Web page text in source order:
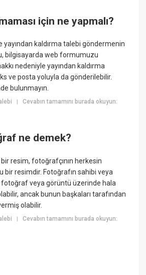
için ne yapmalı?
yayından kaldırma talebi göndermenin
bilgisayarda web formumuzu
nedeniyle yayından kaldırma
ve posta yoluyla da gönderilebilir.
bulunmayın.
|Cevabın tamamını burada okuyun:
ne demek?
resim, fotoğrafçının herkesin
bir resimdir. Fotoğrafın sahibi veya
fotoğraf veya görüntü üzerinde hala
ancak bunun başkaları tarafından
olabilir.
|Cevabın tamamını burada okuyun: